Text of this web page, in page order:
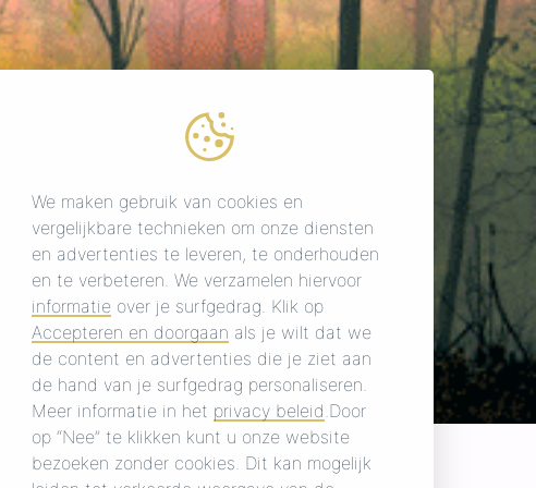
We maken gebruik van cookies en
vergelijkbare technieken om onze diensten
en advertenties te leveren, te onderhouden
en te verbeteren. We verzamelen hiervoor
informatieover je surfgedrag. Klik op
Accepteren en doorgaan als je wilt dat we
de content en advertenties die je ziet aan
de hand van je surfgedrag personaliseren.
Meer informatie in het privacy beleid .Door
op “Nee” te klikken kunt u onze website
bezoeken zonder cookies. Dit kan mogelijk